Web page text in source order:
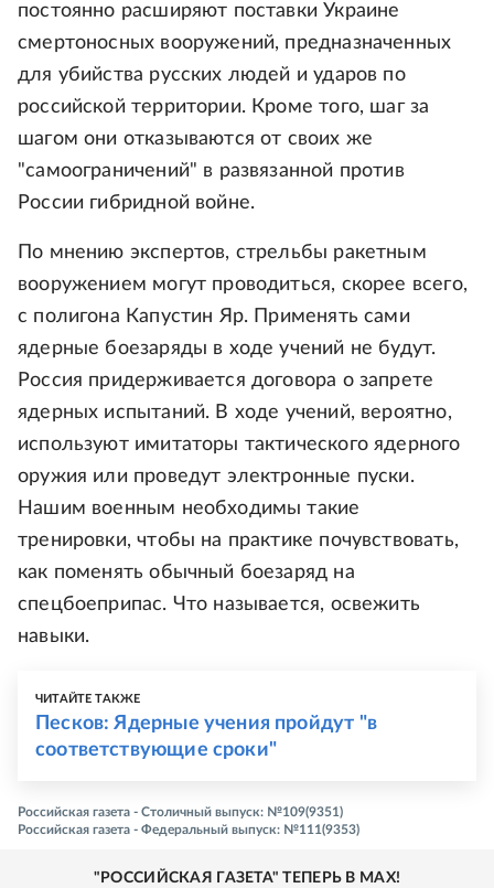
постоянно расширяют поставки Украине
смертоносных вооружений, предназначенных
для убийства русских людей и ударов по
российской территории. Кроме того, шаг за
шагом они отказываются от своих же
"самоограничений" в развязанной против
России гибридной войне.
По мнению экспертов, стрельбы ракетным
вооружением могут проводиться, скорее всего,
с полигона Капустин Яр. Применять сами
ядерные боезаряды в ходе учений не будут.
Россия придерживается договора о запрете
ядерных испытаний. В ходе учений, вероятно,
используют имитаторы тактического ядерного
оружия или проведут электронные пуски.
Нашим военным необходимы такие
тренировки, чтобы на практике почувствовать,
как поменять обычный боезаряд на
спецбоеприпас. Что называется, освежить
навыки.
ЧИТАЙТЕ ТАКЖЕ
Песков: Ядерные учения пройдут "в
соответствующие сроки"
Российская газета - Столичный выпуск: №109(9351)
Российская газета - Федеральный выпуск: №111(9353)
"РОССИЙСКАЯ ГАЗЕТА" ТЕПЕРЬ В MAX!